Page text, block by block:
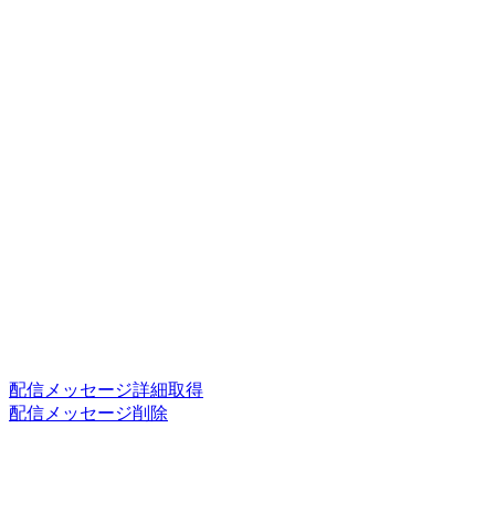
配信メッセージ詳細取得
配信メッセージ削除